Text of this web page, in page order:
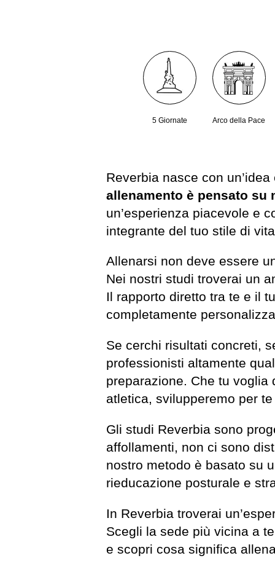
5 Giornate Arco della Pace
Reverbia nasce con
allenamento è pensato su
un’esperienza piacevole e
integrante del tuo stile di
Allenarsi non deve essere
Nei nostri studi troverai un
Il rapporto diretto tra te e il
completamente
Se cerchi risultati concreti,
professionisti altamente
preparazione. Che tu voglia
atletica, svilupperemo per
Gli studi Reverbia sono
affollamenti, non ci sono
nostro metodo è basato su
rieducazione posturale e
In Reverbia troverai
Scegli la sede più vicina a
e scopri cosa significa